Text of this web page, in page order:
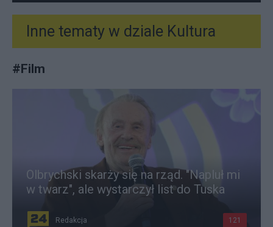
Inne tematy w dziale Kultura
#Film
Olbrychski skarży się na rząd. "Napluł mi
w twarz", ale wystarczył list do Tuska
Redakcja 121